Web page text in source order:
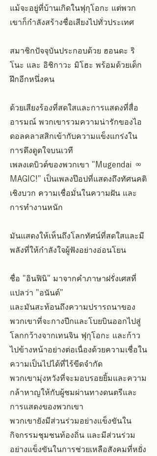
แม้จะอยู่ที่บ้านเกิดในฟุกุโอกะ แต่พวก
เขาก็กำลังสร้างชื่อเสียงไปทั่วประเทศ
สมาชิกปัจจุบันประกอบด้วย ฮอนดะ ริ
โนะ และ อิชิกาวะ มิโฮะ พร้อมด้วยเด็ก
ฝึกอีกหนึ่งคน
ด้วยเสียงร้องที่สดใสและการแสดงที่สื่อ
อารมณ์ พวกเขารวมความน่ารักของไอ
ดอลคลาสสิกเข้ากับความแข็งแกร่งใน
การดึงดูดใจบนเวที
เพลงเดบิวต์ของพวกเขา "Mugendai ∞
MAGIC!" เป็นเพลงป๊อปที่แสดงถึงทัศนคติ
เชิงบวก ความเชื่อมั่นในความฝัน และ
การทำงานหนัก
มันแสดงให้เห็นถึงโลกทัศน์ที่สดใสและมี
พลังที่ให้กำลังใจผู้ฟังอย่างอ่อนโยน
ชื่อ "อินฟินิ" มาจากคำภาษาฝรั่งเศสที่
แปลว่า "อนันต์"
และมันสะท้อนถึงความปรารถนาของ
พวกเขาที่จะกางปีกและโบยบินออกไปสู่
โลกกว้างจากเทนจิน ฟุกุโอกะ และก้าว
ไปข้างหน้าอย่างต่อเนื่องด้วยความเชื่อใน
ความเป็นไปได้ที่ไร้ขีดจำกัด
พวกเขามุ่งหวังที่จะมอบรอยยิ้มและความ
กล้าหาญให้กับผู้ชมผ่านทางดนตรีและ
การแสดงของพวกเขา
พวกเขายังมีส่วนร่วมอย่างแข็งขันใน
กิจกรรมชุมชนท้องถิ่น และมีส่วนร่วม
อย่างแข็งขันในการช่วยเหลือสังคมที่หยั่ง